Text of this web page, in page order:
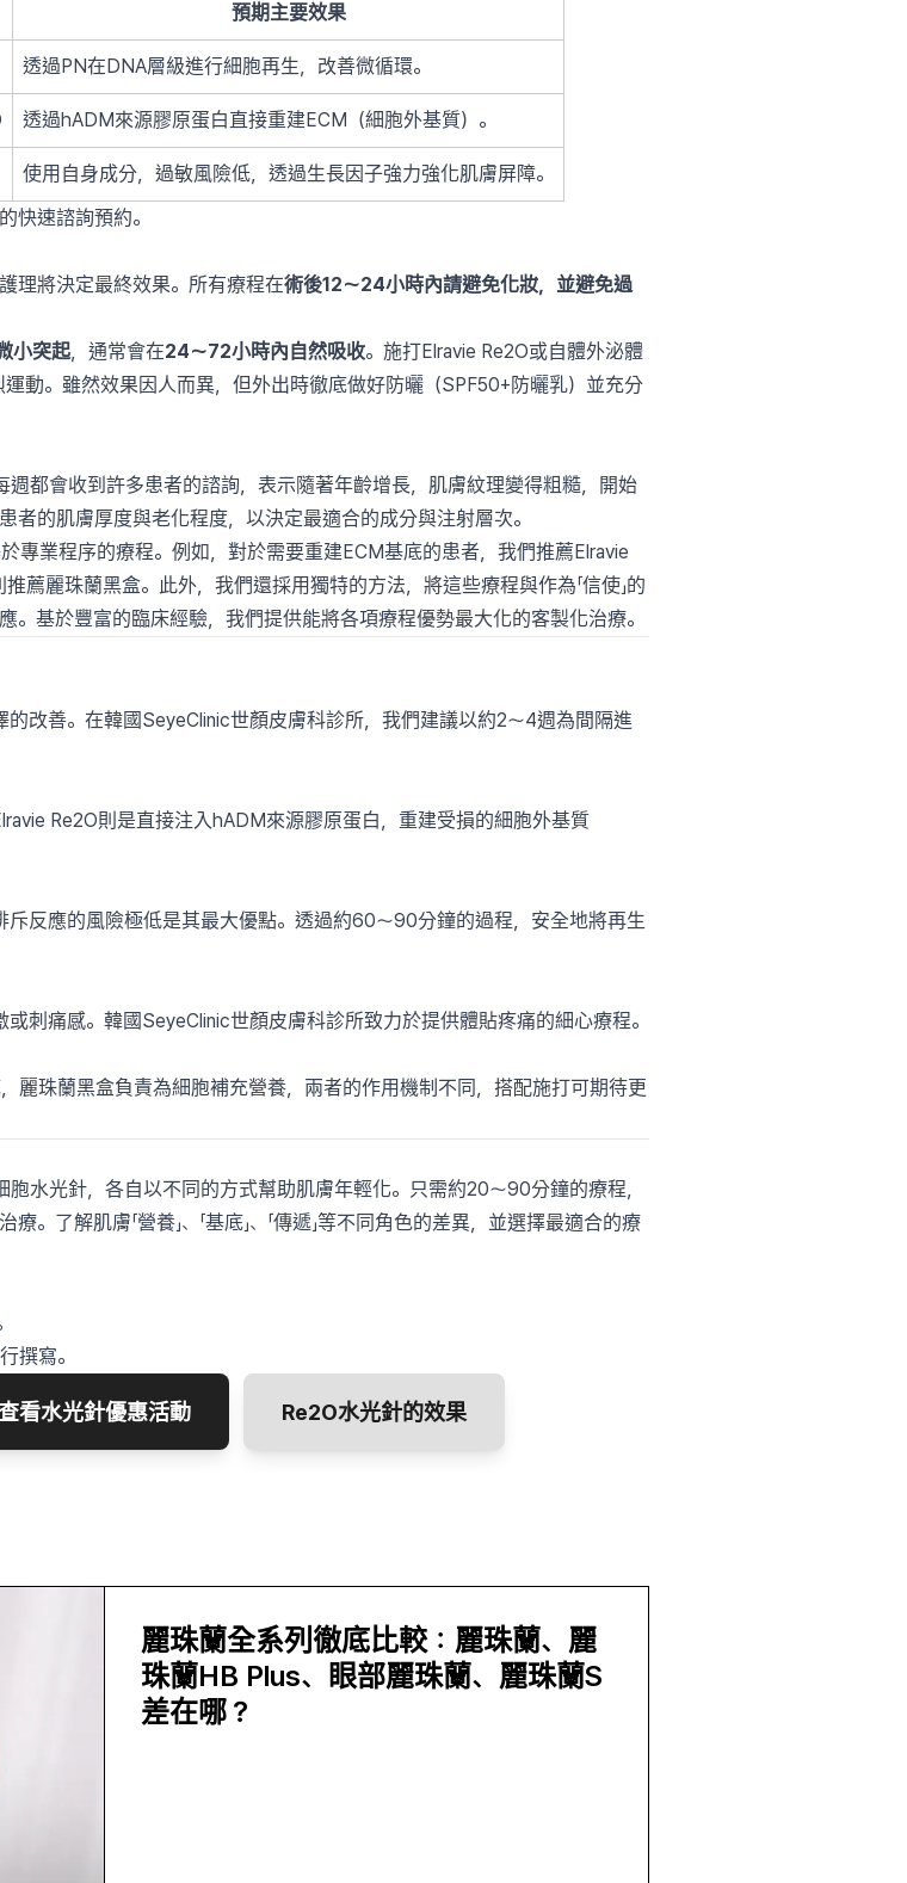
預期主要效果
透過PN在DNA層級進行細胞再生，改善微循環。
透過hADM來源膠原蛋白直接重建ECM（細胞外基質）。
使用自身成分，過敏風險低，透過生長因子強力強化肌膚屏障。
快速諮詢預約。
理將決定最終效果。所有療程在術後12〜24小時內請避免化妝，並避免過
微小突起，通常會在24〜72小時內自然吸收。施打Elravie Re2O或自體外泌體
動。雖然效果因人而異，但外出時徹底做好防曬（SPF50+防曬乳）並充分
都會收到許多患者的諮詢，表示隨著年齡增長，肌膚紋理變得粗糙，開始
的肌膚厚度與老化程度，以決定最適合的成分與注射層次。
專業程序的療程。例如，對於需要重建ECM基底的患者，我們推薦Elravie
薦麗珠蘭黑盒。此外，我們還採用獨特的方法，將這些療程與作為「信使」的
基於豐富的臨床經驗，我們提供能將各項療程優勢最大化的客製化治療。
改善。在韓國SeyeClinic世顏皮膚科診所，我們建議以約2〜4週為間隔進
Re2O則是直接注入hADM來源膠原蛋白，重建受損的細胞外基質
反應的風險極低是其最大優點。透過約60〜90分鐘的過程，安全地將再生
刺痛感。韓國SeyeClinic世顏皮膚科診所致力於提供體貼疼痛的細心療程。
麗珠蘭黑盒負責為細胞補充營養，兩者的作用機制不同，搭配施打可期待更
水光針，各自以不同的方式幫助肌膚年輕化。只需約20〜90分鐘的療程，
了解肌膚「營養」、「基底」、「傳遞」等不同角色的差異，並選擇最適合的療
撰寫。
看水光針優惠活動 Re2O水光針的效果
麗珠蘭全系列徹底比較：麗珠蘭、麗
珠蘭HB Plus、眼部麗珠蘭、麗珠蘭S
差在哪？